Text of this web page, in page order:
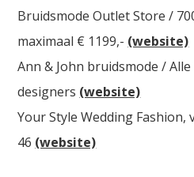
Bruidsmode Outlet Store /
maximaal € 1199,- (website)
Ann & John bruidsmode /
designers (website)
Your Style Wedding Fashion,
46 (website)